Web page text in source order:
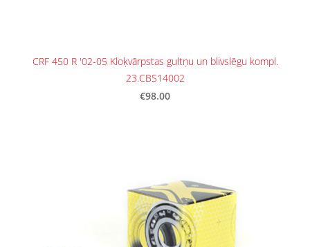
CRF 450 R '02-05 Kloķvārpstas gultņu un blivslēgu kompl.
23.CBS14002
€98.00